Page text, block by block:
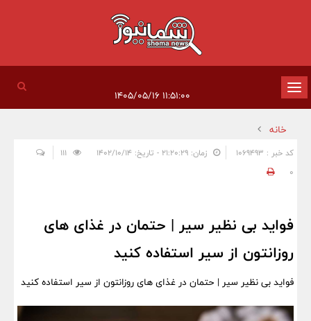
تغییر
وضعیت
ناوبری
خانه
کد خبر : 1069493 زمان: ۲۱:۲۰:۲۹ - تاریخ: ۱۴۰۲/۱۰/۱۴
0
فواید بی نظیر سیر | حتمان در غذای های
روزانتون از سیر استفاده کنید
فواید بی نظیر سیر | حتمان در غذای های روزانتون از سیر استفاده کنید